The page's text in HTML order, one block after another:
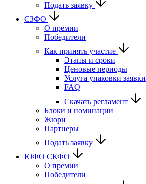
Подать заявку
СЗФО
О премии
Победители
Как принять участие
Этапы и сроки
Ценовые периоды
Услуга упаковки заявки
FAQ
Скачать регламент
Блоки и номинации
Жюри
Партнеры
Подать заявку
ЮФО СКФО
О премии
Победители